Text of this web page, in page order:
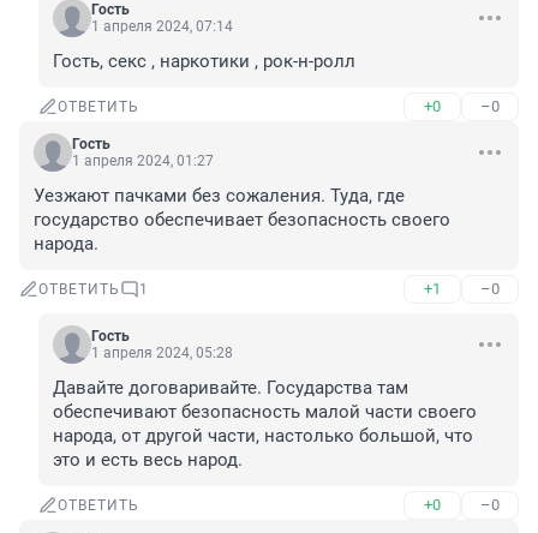
Гость
1 апреля 2024, 07:14
Гость, секс , наркотики , рок-н-ролл
ОТВЕТИТЬ +0 –0
Гость
1 апреля 2024, 01:27
Уезжают пачками без сожаления. Туда, где
государство обеспечивает безопасность своего
народа.
ОТВЕТИТЬ 1 +1 –0
Гость
1 апреля 2024, 05:28
Давайте договаривайте. Государства там
обеспечивают безопасность малой части своего
народа, от другой части, настолько большой, что
это и есть весь народ.
ОТВЕТИТЬ +0 –0